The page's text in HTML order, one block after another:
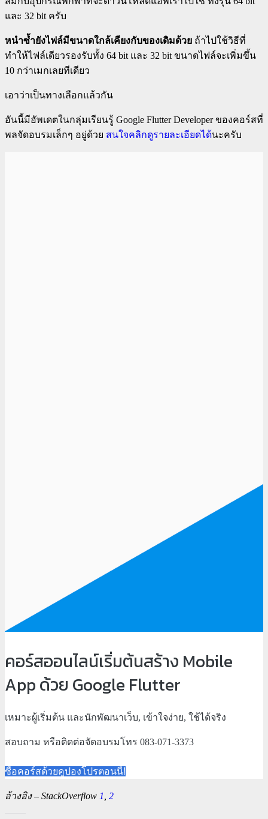
และ 32 bit ครับ
หนำซ้ำยังไฟล์มีขนาดใกล้เคียงกับของเดิมด้วย ถ้าไปใช้วิธีที่
ทำให้ไฟล์เดียวรองรับทั้ง 64 bit และ 32 bit ขนาดไฟล์จะเพิ่มขึ้น
10 กว่าเมกเลยทีเดียว
เอาว่าเป็นทางเลือกแล้วกัน
อันนี้มีอัพเดตในกลุ่มเรียนรู้ Google Flutter Developer ของคอร์สที่
พลจัดอบรมเล็กๆ อยู่ด้วย สนใจคลิกดูรายละเอียดได้นะครับ
คอร์สออนไลน์เริ่มต้นสร้าง Mobile
App ด้วย Google Flutter
เหมาะผู้เริ่มต้น และนักพัฒนาเว็บ, เข้าใจง่าย, ใช้ได้จริง
สอบถาม หรือติดต่อจัดอบรมโทร 083-071-3373
ซื้อคอร์สด้วยคูปองโปรตอนนี้!
อ้างอิง – StackOverflow 1 2